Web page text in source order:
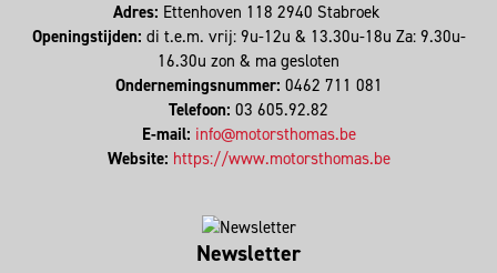
Adres: Ettenhoven 118 2940 Stabroek
Openingstijden: di t.e.m. vrij: 9u-12u & 13.30u-18u Za: 9.30u-
16.30u zon & ma gesloten
Ondernemingsnummer: 0462 711 081
Telefoon: 03 605.92.82
E-mail: info@motorsthomas.be
Website: https://www.motorsthomas.be
Newsletter